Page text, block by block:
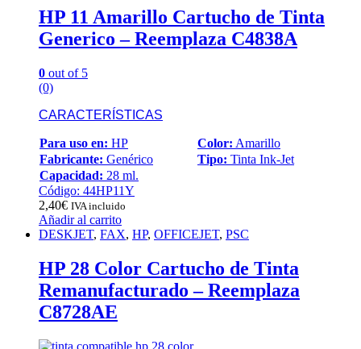
HP 11 Amarillo Cartucho de Tinta
Generico – Reemplaza C4838A
0 out of 5
(0)
CARACTERÍSTICAS
Para uso en: HP Color: Amarillo
Fabricante: Genérico Tipo: Tinta Ink-Jet
Capacidad: 28 ml.
Código: 44HP11Y
2,40€ IVA incluido
Añadir al carrito
DESKJET, FAX, HP, OFFICEJET, PSC
HP 28 Color Cartucho de Tinta
Remanufacturado – Reemplaza
C8728AE